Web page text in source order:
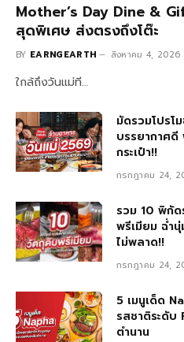
Mother’s Day Dine &
สุดพิเศษ ส่งตรงถึงโต๊ะ
BY EARNGEARTH สิงหาคม 4, 2026
ใกล้ถึงวันแม่ที…
มัดรวมโปรโ
บรรยากาศ
กระเป๋า!!
กรกฎาคม 24,
รวม 10 พิกั
พรีเมียม ฉ่ำ
ไม่พลาด!!
กรกฎาคม 24,
5 เมนูเด็ด
รสชาติระดับ
ตำนาน